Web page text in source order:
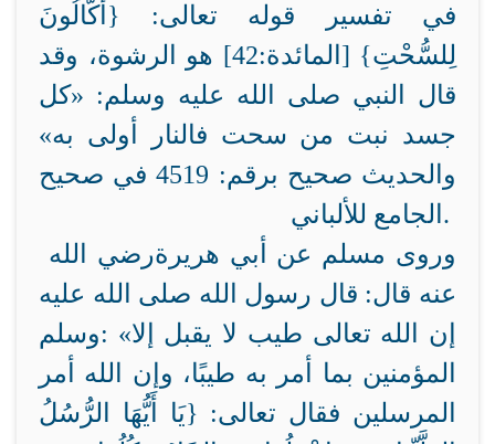
في تفسير قوله تعالى: {أَكَّالُونَ
لِلسُّحْتِ} [المائدة:42] هو الرشوة، وقد
قال النبي صلى الله عليه وسلم: «كل
جسد نبت من سحت فالنار أولى به»
والحديث صحيح برقم: 4519 في صحيح
الجامع للألباني.
وروى مسلم عن أبي هريرةرضي الله
عنه قال: قال رسول الله صلى الله عليه
وسلم: «إن الله تعالى طيب لا يقبل إلا
طيبًا، وإن الله أمر المؤمنين بما أمر به
المرسلين فقال تعالى: {يَا أَيُّهَا الرُّسُلُ